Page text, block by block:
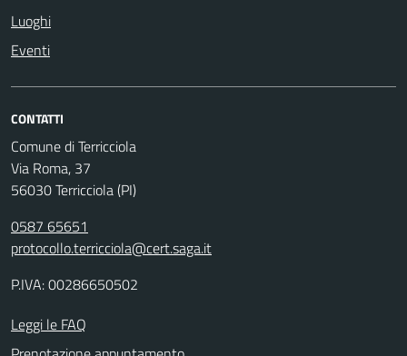
Luoghi
Eventi
CONTATTI
Comune di Terricciola
Via Roma, 37
56030 Terricciola (PI)
0587 65651
protocollo.terricciola@cert.saga.it
P.IVA: 00286650502
Leggi le FAQ